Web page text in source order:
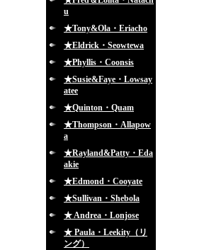
u
★Tony&Ola・Eriacho
★Eldrick・Seowtewa
★Phyllis・Coonsis
★Susie&Faye・Lowsay
atee
★Quinton・Quam
★Thompson・Allapow
a
★Rayland&Patty・Eda
akie
★Edmond・Cooyate
★Sullivan・Shebola
★ Andrea・Lonjose
★ Paula・Leekity（リ
ング）